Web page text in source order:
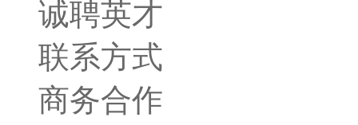
诚聘英才
联系方式
商务合作